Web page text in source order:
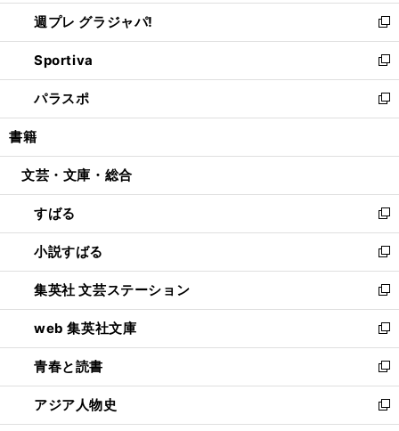
く
ウ
で
開
く
ウ
ィ
ン
ド
ウ
で
開
し
い
ウ
ィ
ン
ド
ウ
開
週プレ グラジャパ!
新
し
い
ウ
ィ
ン
ウ
開
く
Sportiva
新
し
い
ウ
ン
ウ
で
開
く
パラスポ
新
し
ウ
ン
ド
ウ
で
開
く
書籍
文芸・文庫・総合
すばる
新
し
い
ウ
ィ
ン
ド
ウ
で
開
く
小説すばる
新
し
い
ウ
ィ
ン
ド
ウ
で
開
集英社 文芸ステーション
新
し
い
ウ
ィ
ン
ド
ウ
web 集英社文庫
新
し
い
ウ
ィ
ン
青春と読書
新
し
い
ウ
アジア人物史
新
し